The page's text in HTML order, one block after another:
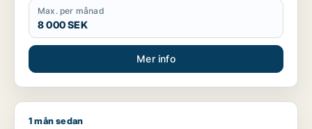
Max. per månad
8 000 SEK
Mer info
Peter söker lager eller garage för uthyrning i Kungsholmen,
1 mån sedan